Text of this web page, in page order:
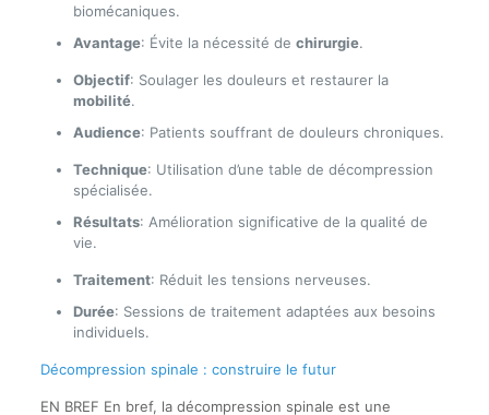
biomécaniques.
Avantage: Évite la nécessité de chirurgie.
Objectif: Soulager les douleurs et restaurer la
mobilité.
Audience: Patients souffrant de douleurs chroniques.
Technique: Utilisation d’une table de décompression
spécialisée.
Résultats: Amélioration significative de la qualité de
vie.
Traitement: Réduit les tensions nerveuses.
Durée: Sessions de traitement adaptées aux besoins
individuels.
Décompression spinale : construire le futur
EN BREF En bref, la décompression spinale est une